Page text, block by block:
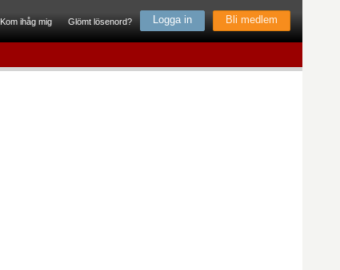
Kom ihåg mig
Glömt lösenord? Bli medlem